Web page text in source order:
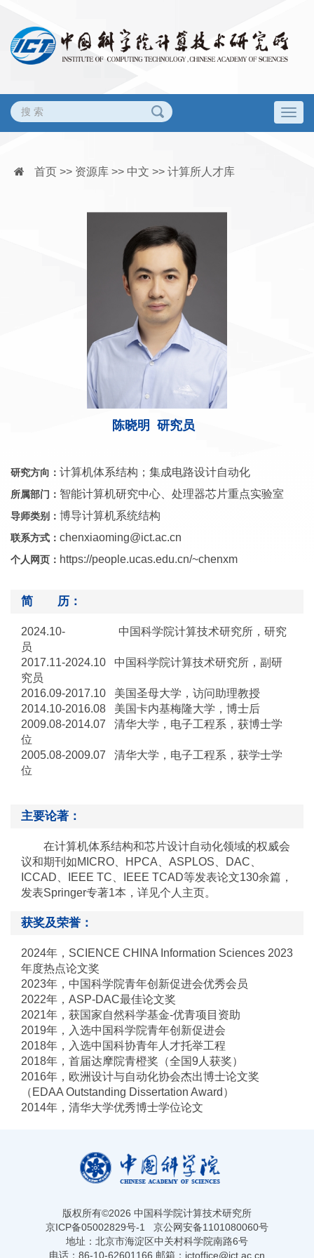
首页 >> 资源库 >> 中文 >> 计算所人才库
陈晓明 研究员
研究方向： 计算机体系结构；集成电路设计自动化
所属部门： 智能计算机研究中心、处理器芯片重点实验室
导师类别： 博导计算机系统结构
联系方式： chenxiaoming@ict.ac.cn
个人网页： https://people.ucas.edu.cn/~chenxm
简 历：
2024.10- 中国科学院计算技术研究所，研究
员
2017.11-2024.10 中国科学院计算技术研究所，副研
究员
2016.09-2017.10 美国圣母大学，访问助理教授
2014.10-2016.08 美国卡内基梅隆大学，博士后
2009.08-2014.07 清华大学，电子工程系，获博士学
位
2005.08-2009.07 清华大学，电子工程系，获学士学
位
主要论著：
在计算机体系结构和芯片设计自动化领域的权威会
议和期刊如MICRO、HPCA、ASPLOS、DAC、
ICCAD、IEEE TC、IEEE TCAD等发表论文130余篇，
发表Springer专著1本，详见个人主页。
获奖及荣誉：
2024年，SCIENCE CHINA Information Sciences 2023
年度热点论文奖
2023年，中国科学院青年创新促进会优秀会员
2022年，ASP-DAC最佳论文奖
2021年，获国家自然科学基金-优青项目资助
2019年，入选中国科学院青年创新促进会
2018年，入选中国科协青年人才托举工程
2018年，首届达摩院青橙奖（全国9人获奖）
2016年，欧洲设计与自动化协会杰出博士论文奖
（EDAA Outstanding Dissertation Award）
2014年，清华大学优秀博士学位论文
版权所有©2026 中国科学院计算技术研究所
京ICP备05002829号-1 京公网安备1101080060号
地址：北京市海淀区中关村科学院南路6号
电话：86-10-62601166 邮箱：ictoffice@ict.ac.cn